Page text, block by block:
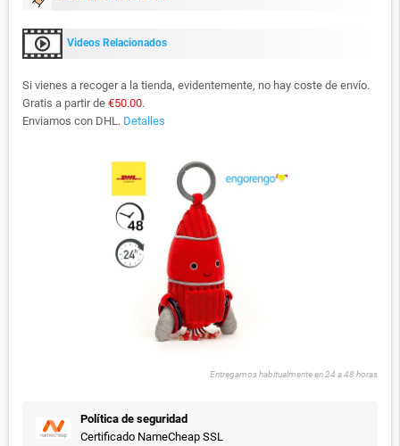
Videos Relacionados
Si vienes a recoger a la tienda, evidentemente, no hay coste de envío.
Gratis a partir de €50.00.
Enviamos con DHL. Detalles
Entregamos habitualmente en 24 a 48 horas
Política de seguridad
Certificado NameCheap SSL